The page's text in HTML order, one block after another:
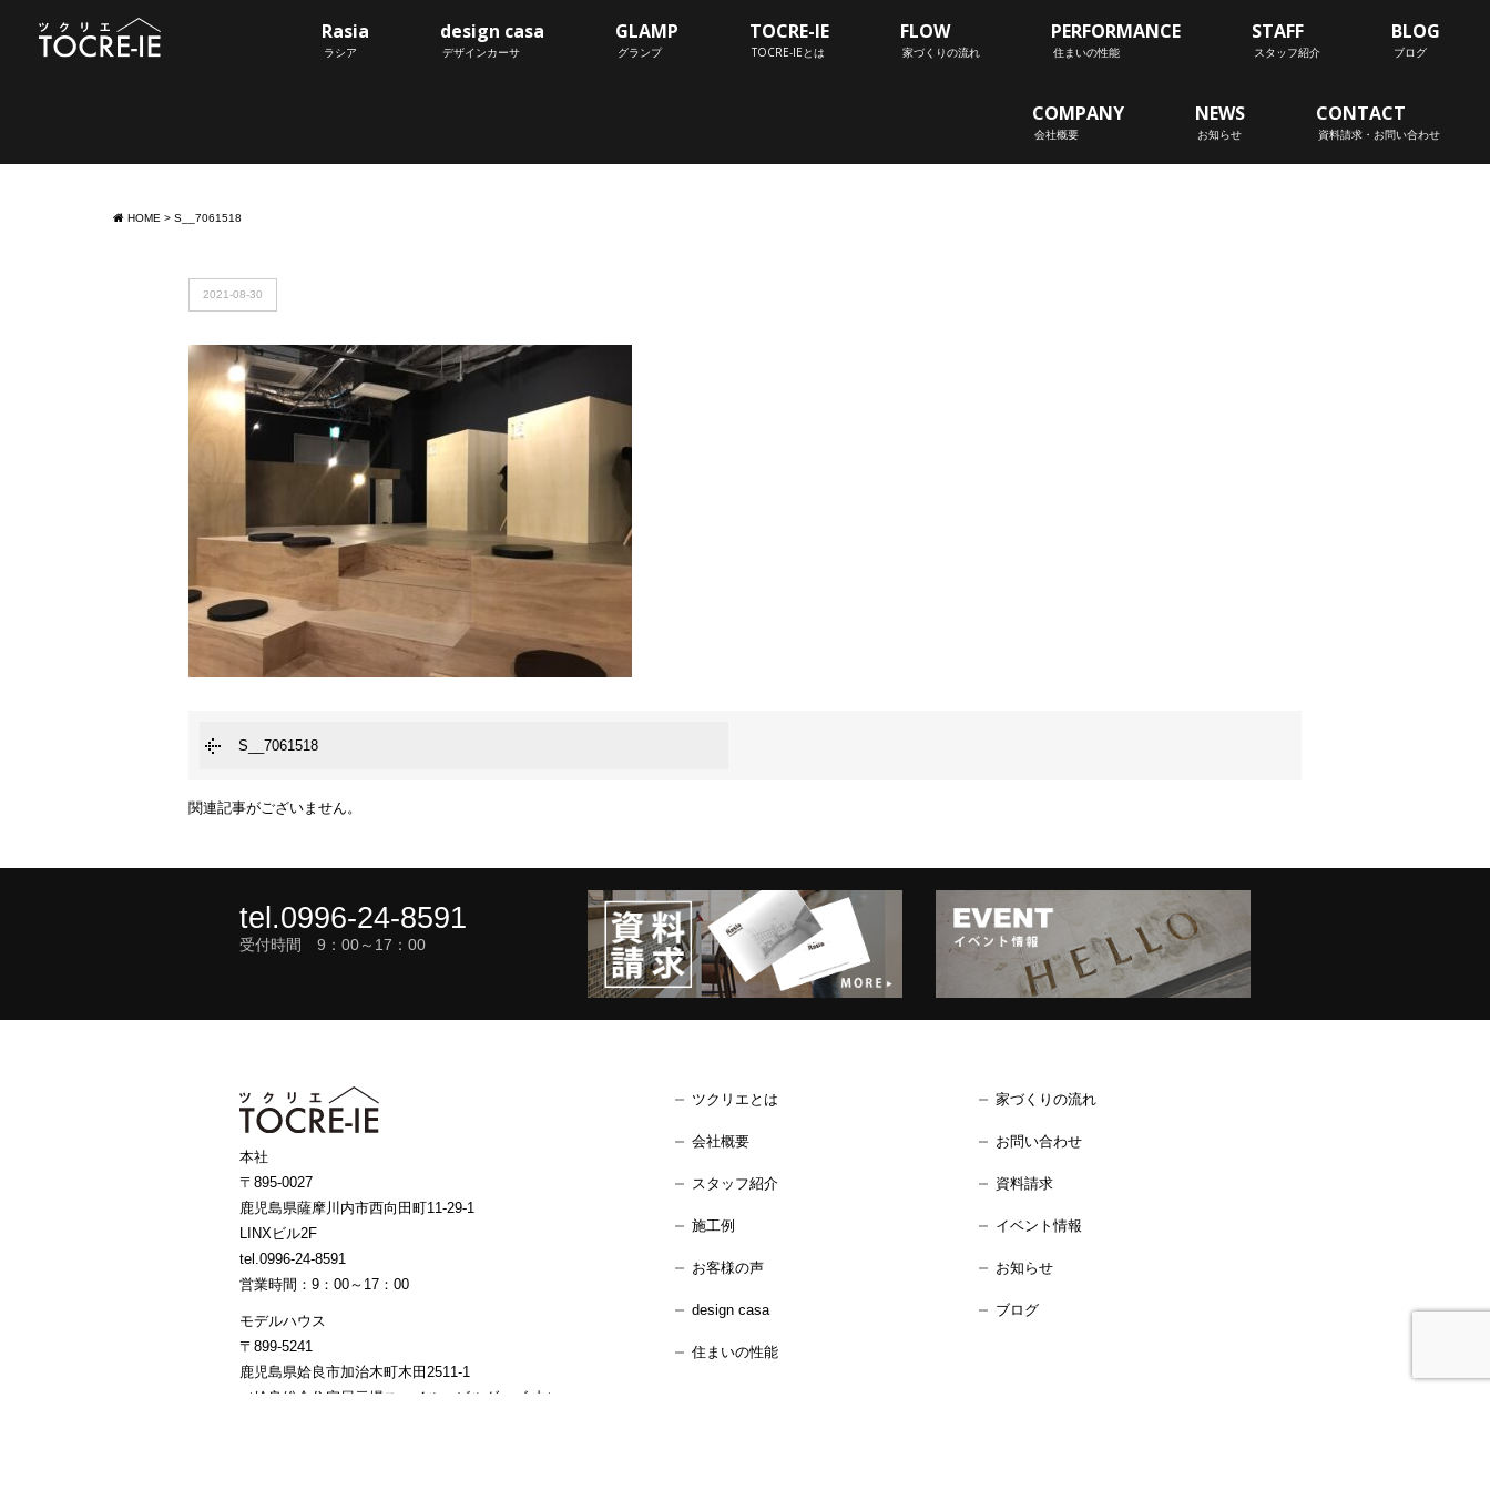
Rasia
ラシア
design casa
デザインカーサ
GLAMP
グランプ
TOCRE-IE
TOCRE-IEとは
FLOW
家づくりの流れ
PERFORMANCE
住まいの性能
STAFF
スタッフ紹介
BLOG
ブログ
COMPANY
会社概要
NEWS
お知らせ
CONTACT
資料請求・お問い合わせ
HOME > S__7061518
2021-08-30
S__7061518
関連記事がございません。
tel.0996-24-8591
受付時間 9：00～17：00
本社
〒895-0027
鹿児島県薩摩川内市西向田町11-29-1
LINXビル2F
tel.0996-24-8591
営業時間：9：00～17：00
モデルハウス
〒899-5241
鹿児島県姶良市加治木町木田2511-1
（姶良総合住宅展示場スマイル・ビルダーズ 内）
ツクリエとは
会社概要
スタッフ紹介
施工例
お客様の声
design casa
住まいの性能
家づくりの流れ
お問い合わせ
資料請求
イベント情報
お知らせ
ブログ